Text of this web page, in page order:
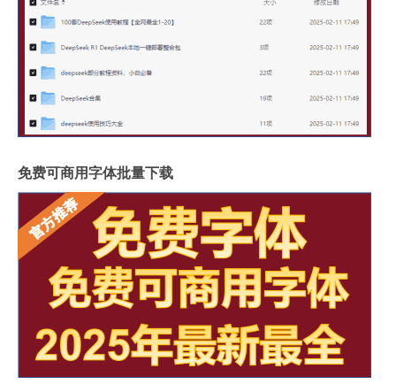
免费可商用字体批量下载